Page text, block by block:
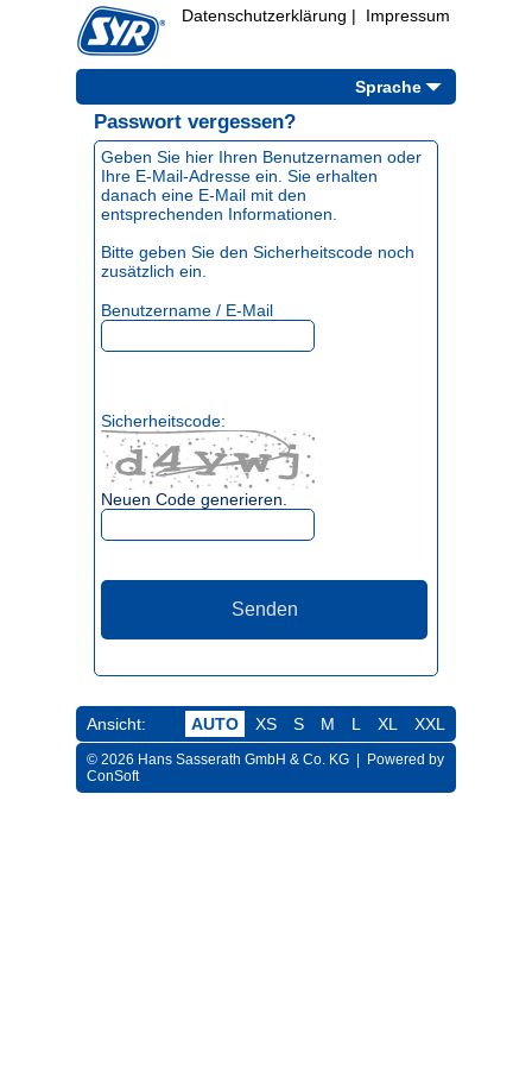
Datenschutzerklärung | Impressum
Sprache
Passwort vergessen?
Geben Sie hier Ihren Benutzernamen oder
Ihre E-Mail-Adresse ein. Sie erhalten
danach eine E-Mail mit den
entsprechenden Informationen.
Bitte geben Sie den Sicherheitscode noch
zusätzlich ein.
Benutzername / E-Mail
Sicherheitscode:
Neuen Code generieren.
Ansicht: AUTO XS S M L XL XXL
© 2026 Hans Sasserath GmbH & Co. KG |
Powered by
ConSoft